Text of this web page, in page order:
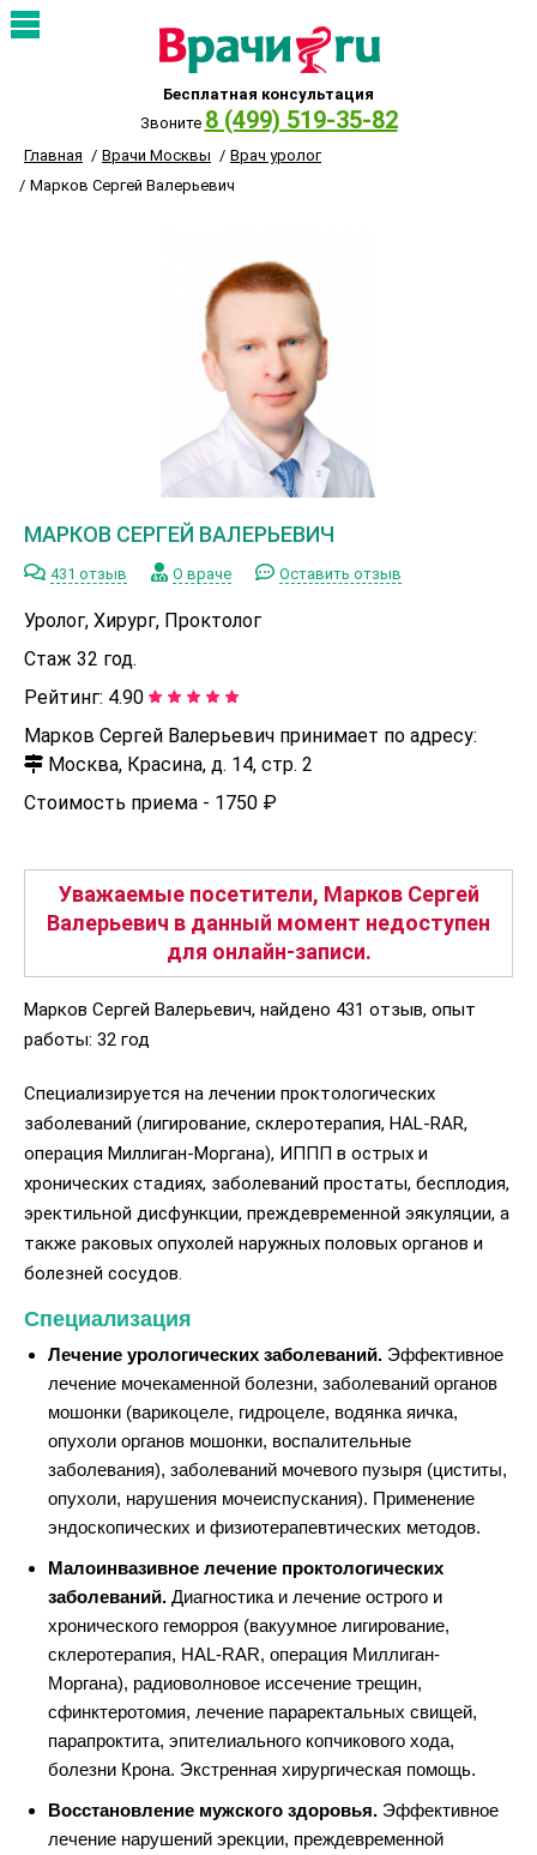
Бесплатная консультация
Звоните 8 (499) 519-35-82
Главная Врачи Москвы
Врач уролог
Марков Сергей Валерьевич
МАРКОВ СЕРГЕЙ ВАЛЕРЬЕВИЧ
431 отзыв О враче Оставить отзыв
Уролог, Хирург, Проктолог
Стаж 32 год.
Рейтинг: 4.90
Марков Сергей Валерьевич принимает по адресу:
Москва, Красина, д. 14, стр. 2
Стоимость приема - 1750 ₽
Уважаемые посетители, Марков Сергей
Валерьевич в данный момент недоступен
для онлайн-записи.
Марков Сергей Валерьевич, найдено 431 отзыв, опыт
работы: 32 год
Специализируется на лечении проктологических
заболеваний (лигирование, склеротерапия, HAL-RAR,
операция Миллиган-Моргана), ИППП в острых и
хронических стадиях, заболеваний простаты, бесплодия,
эректильной дисфункции, преждевременной эякуляции, а
также раковых опухолей наружных половых органов и
болезней сосудов.
Специализация
Лечение урологических заболеваний. Эффективное
лечение мочекаменной болезни, заболеваний органов
мошонки (варикоцеле, гидроцеле, водянка яичка,
опухоли органов мошонки, воспалительные
заболевания), заболеваний мочевого пузыря (циститы,
опухоли, нарушения мочеиспускания). Применение
эндоскопических и физиотерапевтических методов.
Малоинвазивное лечение проктологических
заболеваний. Диагностика и лечение острого и
хронического геморроя (вакуумное лигирование,
склеротерапия, HAL-RAR, операция Миллиган-
Моргана), радиоволновое иссечение трещин,
сфинктеротомия, лечение параректальных свищей,
парапроктита, эпителиального копчикового хода,
болезни Крона. Экстренная хирургическая помощь.
Восстановление мужского здоровья. Эффективное
лечение нарушений эрекции, преждевременной